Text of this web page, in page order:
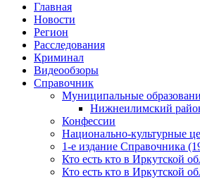
Главная
Новости
Регион
Расследования
Криминал
Видеообзоры
Справочник
Муниципальные
Нижнеилимский
Конфессии
Национально-культурные
1-е издание Справочника
Кто есть кто в Иркутской
Кто есть кто в Иркутской